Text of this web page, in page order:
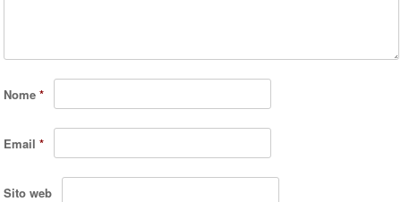
Nome*
Email*
Sito web